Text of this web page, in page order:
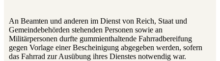
An Beamten und anderen im Dienst von Reich, Staat und
Gemeindebehörden stehenden Personen sowie an
Militärpersonen durfte gummienthaltende Fahrradbereifung
gegen Vorlage einer Bescheinigung abgegeben werden, sofern
das Fahrrad zur Ausübung ihres Dienstes notwendig war.